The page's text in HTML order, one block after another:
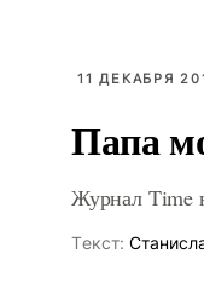
11 ДЕКАБРЯ
Папа
Журнал Time
Tекст: